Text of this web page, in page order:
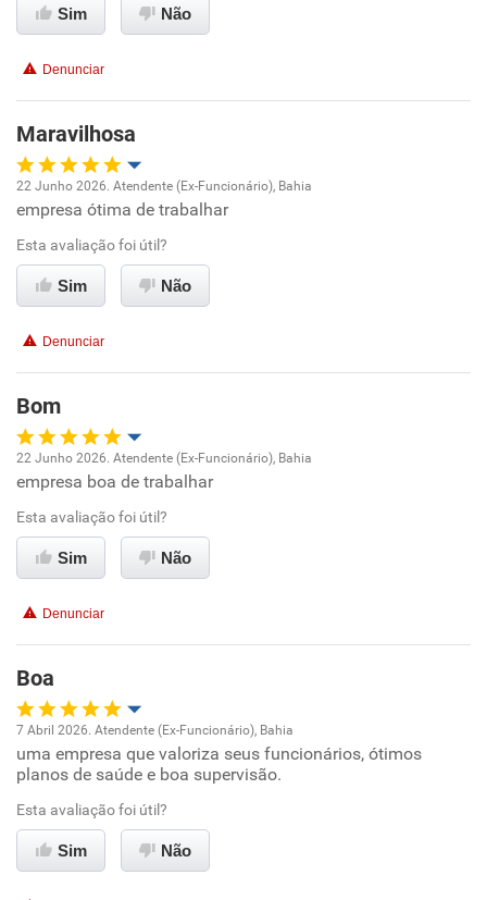
Benefícios
Recomenda a diretoria
Sim Não
Denunciar
Maravilhosa
Oportunidade de promoção
Ambiente de trabalho
Benefícios
Recomenda esta empresa
Recomenda a diretoria
22 Junho 2026. Atendente (Ex-Funcionário), Bahia
empresa ótima de trabalhar
Esta avaliação foi útil?
Sim Não
Denunciar
Bom
Oportunidade de promoção
Ambiente de trabalho
Benefícios
Recomenda esta empresa
Recomenda a diretoria
22 Junho 2026. Atendente (Ex-Funcionário), Bahia
empresa boa de trabalhar
Esta avaliação foi útil?
Sim Não
Denunciar
Boa
Oportunidade de promoção
Ambiente de trabalho
Conciliação com a vida familiar
7 Abril 2026. Atendente (Ex-Funcionário), Bahia
uma empresa que valoriza seus funcionários, ótimos
planos de saúde e boa supervisão.
Esta avaliação foi útil?
Sim Não